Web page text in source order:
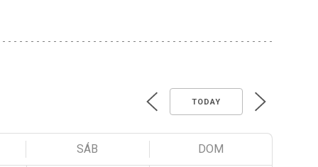
TODAY
SÁB DOM